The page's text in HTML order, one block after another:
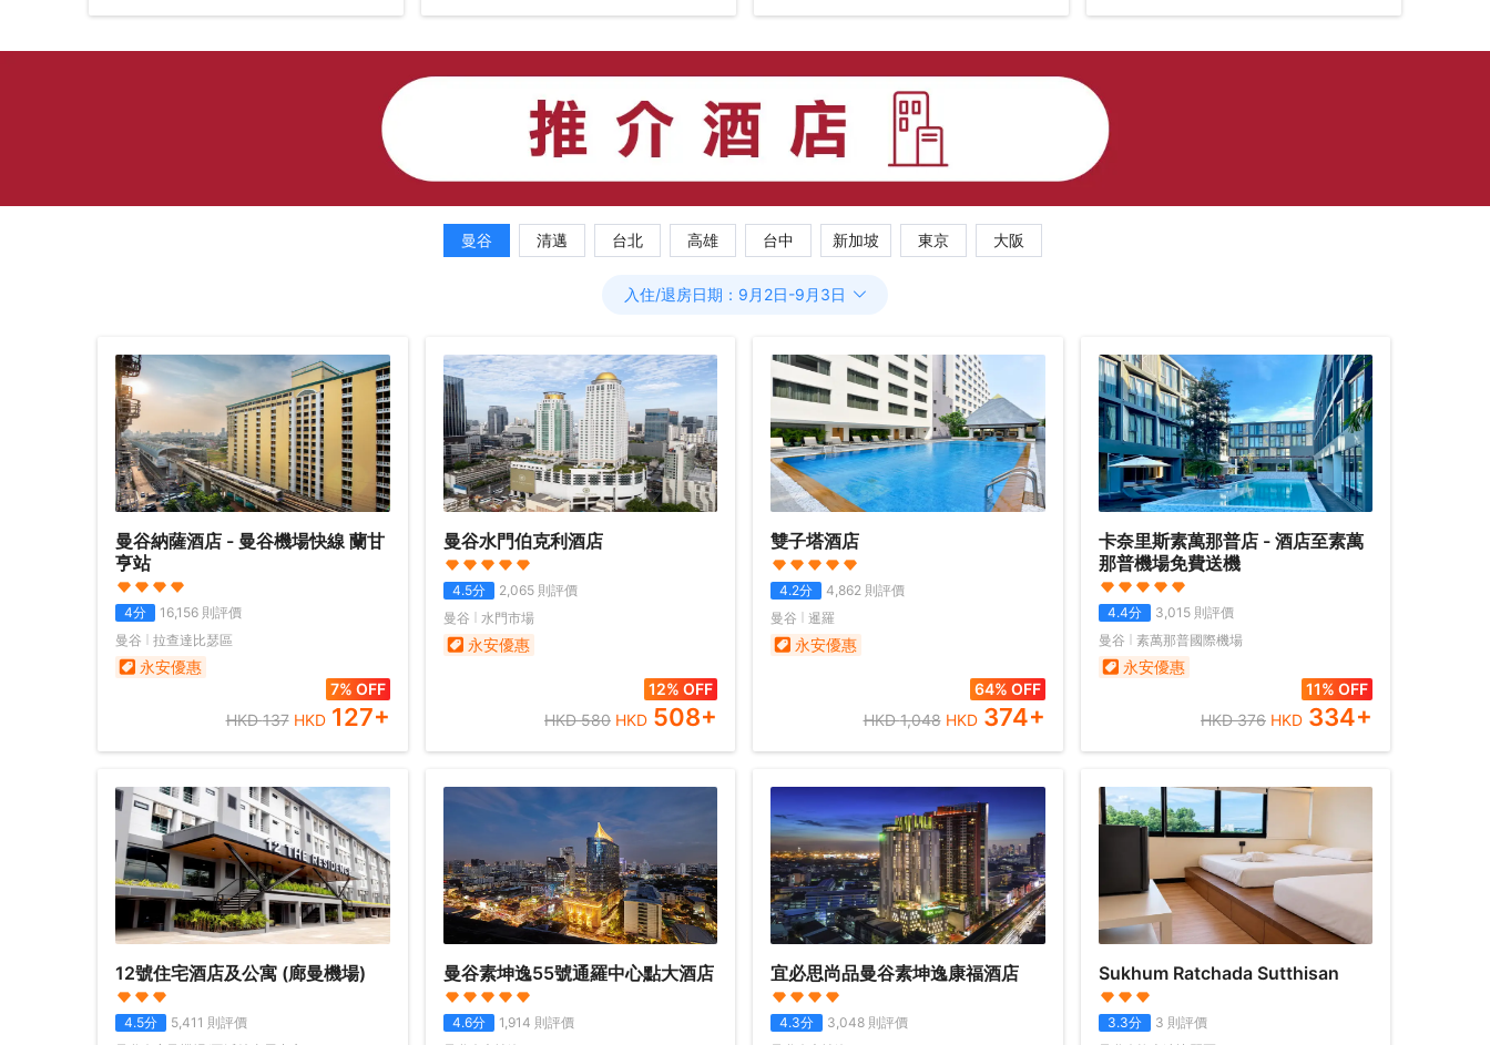
曼谷 清邁 台北 高雄 台中 新加坡 東京 大阪
入住/退房日期： 9月2日-9月3日
曼谷納薩酒店 - 曼谷機場快線 蘭甘
亨站
4分 16,156 則評價
曼谷
拉查達比瑟區
永安優惠
7% OFF
HKD137 HKD 127+
曼谷水門伯克利酒店
4.5分 2,065則評價
曼谷
水門市場
永安優惠
12% OFF
HKD580 HKD 508+
雙子塔酒店
4.2分 4,862 則評價
曼谷
暹羅
永安優惠
64% OFF
HKD1,048 HKD 374+
卡奈里斯素萬那普店 - 酒店至素萬
那普機場免費送機
4.4分 3,015則評價
曼谷
素萬那普國際機場
永安優惠
11% OFF
HKD376 HKD 334+
12號住宅酒店及公寓 (廊曼機場)
4.5分 5,411 則評價
曼谷素坤逸55號通羅中心點大酒店
4.6分 1,914 則評價
宜必思尚品曼谷素坤逸康福酒店
4.3分 3,048 則評價
Sukhum Ratchada Sutthisan
3.3分 3 則評價